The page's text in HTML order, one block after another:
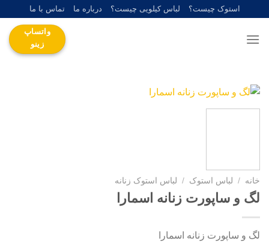
content
استوک چیست؟ لباس کیلویی چیست؟ درباره ما تماس با ما
واتساپ
زینو
خانه / لباس استوک / لباس استوک زنانه
لگ و ساپورت زنانه اسمارا
لگ و ساپورت زنانه اسمارا